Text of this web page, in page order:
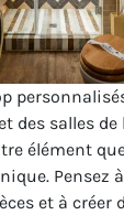
des salles
élément
Pensez
et à créer